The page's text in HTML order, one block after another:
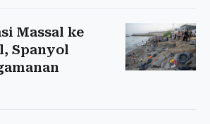
Massal ke
Spanyol